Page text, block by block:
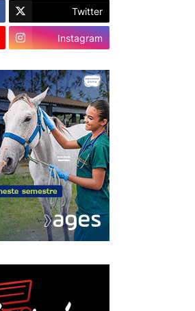
Twitter
Instagram